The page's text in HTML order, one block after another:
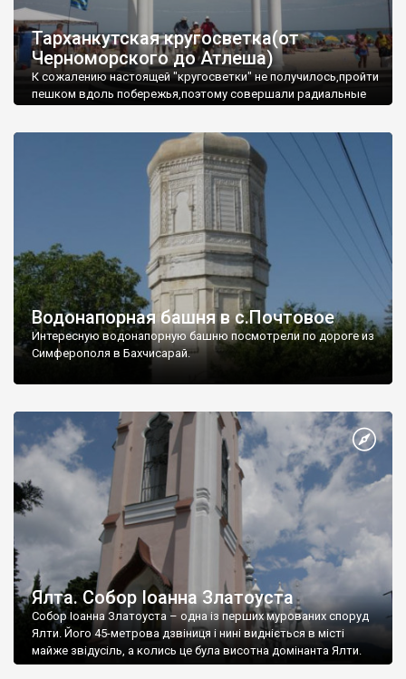
Тарханкутская кругосветка(от
Черноморского до Атлеша)
К сожалению настоящей "кругосветки" не получилось,пройти
пешком вдоль побережья,поэтому совершали радиальные
Водонапорная башня в с.Почтовое
Интересную водонапорную башню посмотрели по дороге из
Симферополя в Бахчисарай.
Ялта. Собор Іоанна Златоуста
Собор Іоанна Златоуста – одна із перших мурованих споруд
Ялти. Його 45-метрова дзвіниця і нині видніється в місті
майже звідусіль, а колись це була висотна домінанта Ялти.